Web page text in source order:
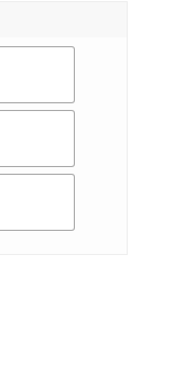
$ 298.00